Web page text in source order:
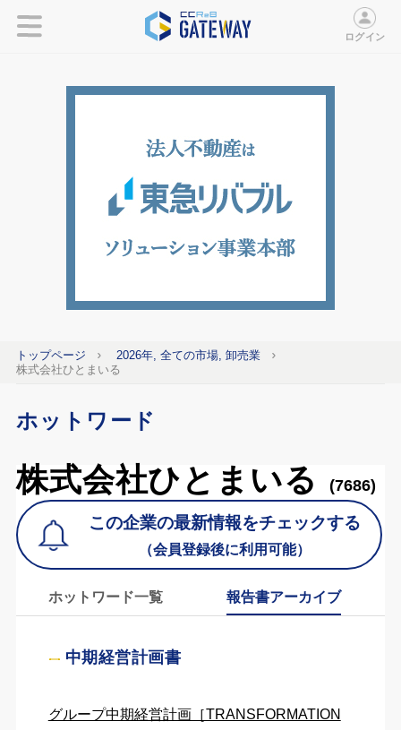
ログイン
トップページ
2026年, 全ての市場, 卸売業
株式会社ひとまいる
ホットワード
株式会社ひとまいる (7686)
この企業の最新情報をチェックする
（会員登録後に利用可能）
ホットワード一覧 報告書アーカイブ
中期経営計画書
グループ中期経営計画［TRANSFORMATION